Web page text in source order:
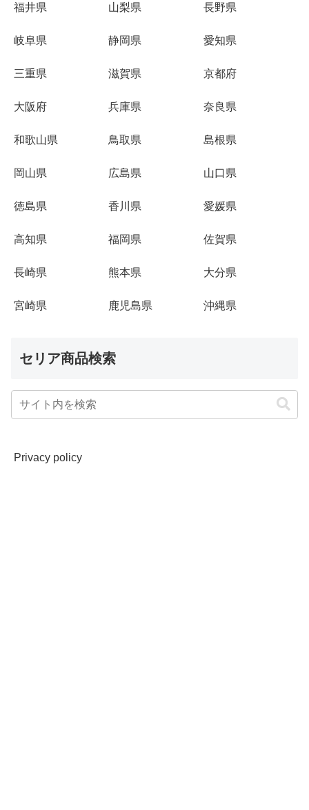
福井県 山梨県 長野県
岐阜県 静岡県 愛知県
三重県 滋賀県 京都府
大阪府 兵庫県 奈良県
和歌山県 鳥取県 島根県
岡山県 広島県 山口県
徳島県 香川県 愛媛県
高知県 福岡県 佐賀県
長崎県 熊本県 大分県
宮崎県 鹿児島県 沖縄県
セリア商品検索
Privacy policy